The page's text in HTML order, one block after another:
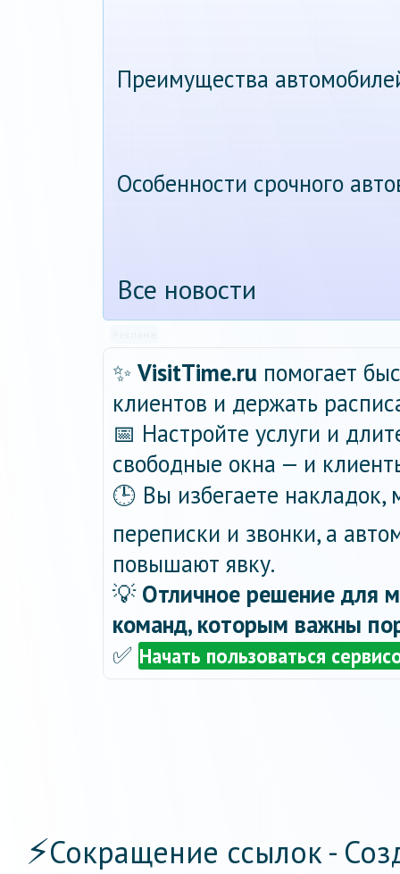
Преимущества
Особенности срочного
Все новости
✨ VisitTime.ru помогает
клиентов и держать
📅 Настройте услуги и
свободные окна — и
🕒 Вы избегаете
переписки и звонки, а
повышают явку.
💡 Отличное решение для
команд, которым важны
✅ Начать пользоваться
⚡Сокращение ссылок -